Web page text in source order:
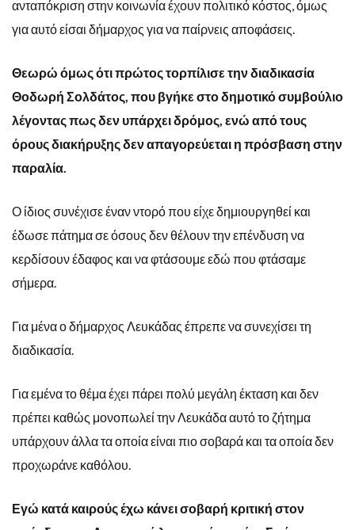
ανταπόκριση στην κοινωνία έχουν πολιτικό κόστος, όμως
για αυτό είσαι δήμαρχος για να παίρνεις αποφάσεις.
Θεωρώ όμως ότι πρώτος τορπίλισε την διαδικασία
Θοδωρή Σολδάτος, που βγήκε στο δημοτικό συμβούλιο
λέγοντας πως δεν υπάρχει δρόμος, ενώ από τους
όρους διακήρυξης δεν απαγορεύεται η πρόσβαση στην
παραλία.
Ο ίδιος συνέχισε έναν ντορό που είχε δημιουργηθεί και
έδωσε πάτημα σε όσους δεν θέλουν την επένδυση να
κερδίσουν έδαφος και να φτάσουμε εδώ που φτάσαμε
σήμερα.
Για μένα ο δήμαρχος Λευκάδας έπρεπε να συνεχίσει τη
διαδικασία.
Για εμένα το θέμα έχει πάρει πολύ μεγάλη έκταση και δεν
πρέπει καθώς μονοπωλεί την Λευκάδα αυτό το ζήτημα
υπάρχουν άλλα τα οποία είναι πιο σοβαρά και τα οποία δεν
προχωράνε καθόλου.
Εγώ κατά καιρούς έχω κάνει σοβαρή κριτική στον